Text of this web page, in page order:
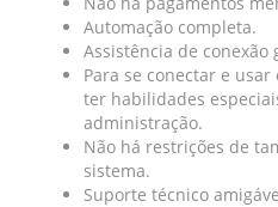
Automação completa.
Assistência de conexão
Para se conectar e
ter habilidades
administração.
Não há restrições de
sistema.
Suporte técnico